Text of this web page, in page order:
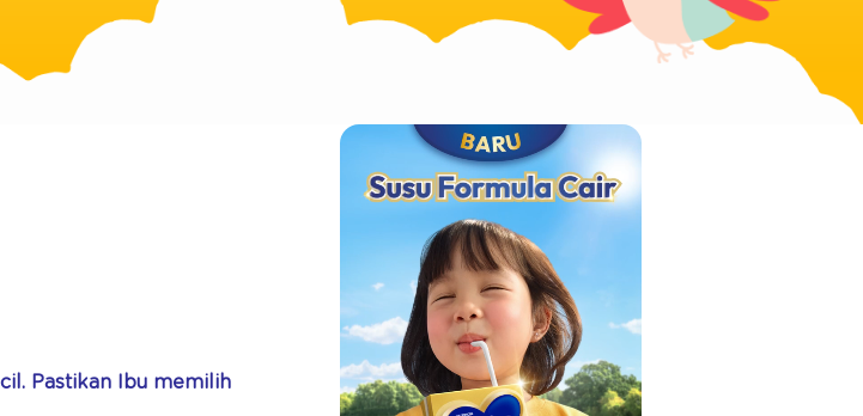
Pastikan Ibu memilih